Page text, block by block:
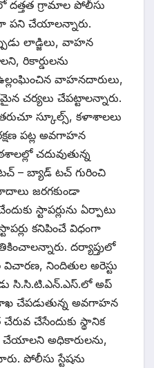
గ్రామాల పోలీసు
పని చేయాలన్నారు.
లాడ్జిలు, వాహన
రికార్డులను
వాహనదారులు,
చర్యలు చేపట్టాలన్నారు.
స్కూల్స్, కళాశాలలు
పట్ల అవగాహన
చదువుతున్న
టచ్ – బ్యాడ్ టచ్ గురించి
జరగకుండా
స్టాపర్లును ఏర్పాటు
కనిపించే విధంగా
దర్యాప్తులో
విచారణ, నిందితుల అరెస్టు
సి.సి.టి.ఎన్.ఎస్.లో అప్
చేపడుతున్న అవగాహన
చేసేందుకు స్థానిక
చేయాలని అధికారులను,
పోలీసు స్టేషను